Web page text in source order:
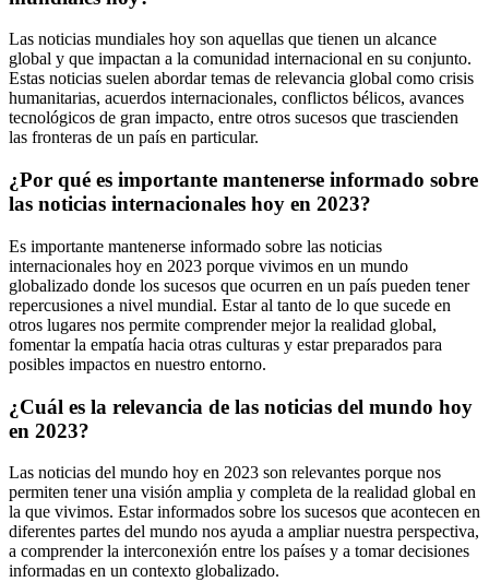
Las noticias mundiales hoy son aquellas que tienen un alcance
global y que impactan a la comunidad internacional en su conjunto.
Estas noticias suelen abordar temas de relevancia global como crisis
humanitarias, acuerdos internacionales, conflictos bélicos, avances
tecnológicos de gran impacto, entre otros sucesos que trascienden
las fronteras de un país en particular.
¿Por qué es importante mantenerse informado sobre
las noticias internacionales hoy en 2023?
Es importante mantenerse informado sobre las noticias
internacionales hoy en 2023 porque vivimos en un mundo
globalizado donde los sucesos que ocurren en un país pueden tener
repercusiones a nivel mundial. Estar al tanto de lo que sucede en
otros lugares nos permite comprender mejor la realidad global,
fomentar la empatía hacia otras culturas y estar preparados para
posibles impactos en nuestro entorno.
¿Cuál es la relevancia de las noticias del mundo hoy
en 2023?
Las noticias del mundo hoy en 2023 son relevantes porque nos
permiten tener una visión amplia y completa de la realidad global en
la que vivimos. Estar informados sobre los sucesos que acontecen en
diferentes partes del mundo nos ayuda a ampliar nuestra perspectiva,
a comprender la interconexión entre los países y a tomar decisiones
informadas en un contexto globalizado.